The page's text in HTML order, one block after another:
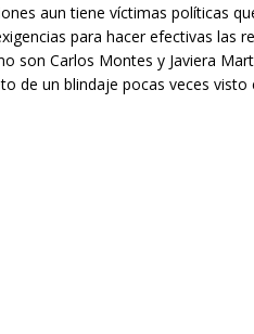
aun tiene víctimas políticas
para hacer efectivas las
son Carlos Montes y Javiera
de un blindaje pocas veces